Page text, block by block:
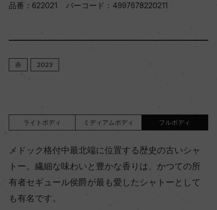
品番： 622021 バーコード： 4997678220211
赤 2023
ライトボディ ミディアムボディ フルボディ
メドック格付中最北端に位置する歴史の古いシャ
トー。繊細な味わいと豊かな香りは、かつての所
有者セギュール侯爵が最も愛したシャトーとして
も有名です。